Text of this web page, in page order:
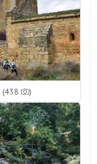
(438 )